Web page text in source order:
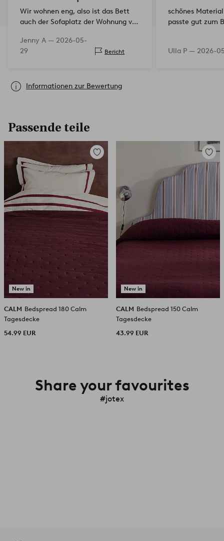
Wir wohnen eng, also ist das Bett
auch der Sofaplatz der Wohnung vor
wirklich schön und hübsch. Auch
ziemlich dünn und leicht zu
Jenny A — 2026-05-
29
Bericht
schönes
passte gut zum
Ulla P — 2026-
Informationen zur Bewertung
Passende teile
New in
Zu
Favoriten
hinzufügen
CALM Bedspread 180 Calm
Tagesdecke
54.99 EUR
New in
Zu
CALM Bedspread 150 Calm
Tagesdecke
43.99 EUR
Share your favourites
#jotex